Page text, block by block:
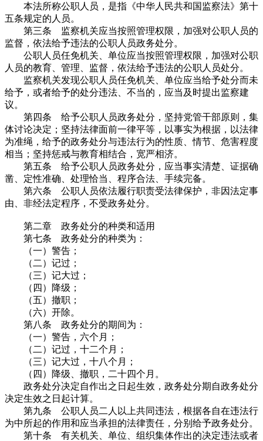
本法所称公职人员，是指《中华人民共和国监察法》第十
五条规定的人员。
第三条 监察机关应当按照管理权限，加强对公职人员的
监督，依法给予违法的公职人员政务处分。
公职人员任免机关、单位应当按照管理权限，加强对公职
人员的教育、管理、监督，依法给予违法的公职人员处分。
监察机关发现公职人员任免机关、单位应当给予处分而未
给予，或者给予的处分违法、不当的，应当及时提出监察建
议。
第四条 给予公职人员政务处分，坚持党管干部原则，集
体讨论决定；坚持法律面前一律平等，以事实为根据，以法律
为准绳，给予的政务处分与违法行为的性质、情节、危害程度
相当；坚持惩戒与教育相结合，宽严相济。
第五条 给予公职人员政务处分，应当事实清楚、证据确
凿、定性准确、处理恰当、程序合法、手续完备。
第六条 公职人员依法履行职责受法律保护，非因法定事
由、非经法定程序，不受政务处分。
第二章 政务处分的种类和适用
第七条 政务处分的种类为：
（一）警告；
（二）记过；
（三）记大过；
（四）降级；
（五）撤职；
（六）开除。
第八条 政务处分的期间为：
（一）警告，六个月；
（二）记过，十二个月；
（三）记大过，十八个月；
（四）降级、撤职，二十四个月。
政务处分决定自作出之日起生效，政务处分期自政务处分
决定生效之日起计算。
第九条 公职人员二人以上共同违法，根据各自在违法行
为中所起的作用和应当承担的法律责任，分别给予政务处分。
第十条 有关机关、单位、组织集体作出的决定违法或者